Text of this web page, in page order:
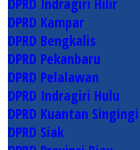
DPRD Indragiri Hilir
DPRD Kampar
DPRD Bengkalis
DPRD Pekanbaru
DPRD Pelalawan
DPRD Indragiri Hulu
DPRD Kuantan Singingi
DPRD Siak